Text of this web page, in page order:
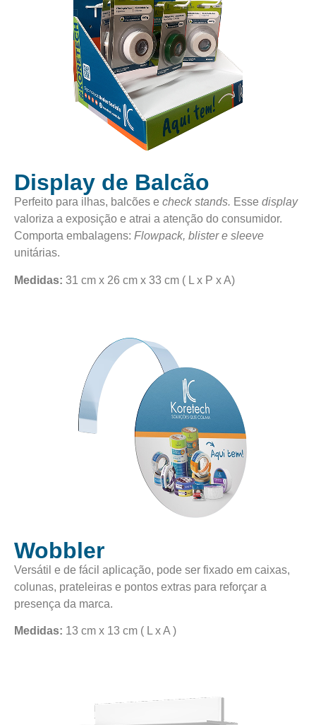
Display de Balcão
Perfeito para ilhas, balcões e check stands. Esse display
valoriza a exposição e atrai a atenção do consumidor.
Comporta embalagens: Flowpack, blister e sleeve
unitárias.
Medidas: 31 cm x 26 cm x 33 cm ( L x P x A)
Wobbler
Versátil e de fácil aplicação, pode ser fixado em caixas,
colunas, prateleiras e pontos extras para reforçar a
presença da marca.
Medidas: 13 cm x 13 cm ( L x A )